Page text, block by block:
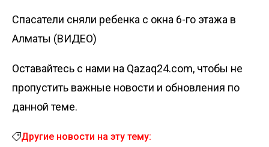
Спасатели сняли ребенка с окна 6-го этажа в
Алматы (ВИДЕО)
Оставайтесь с нами на Qazaq24.com, чтобы не
пропустить важные новости и обновления по
данной теме.
Другие новости на эту тему: